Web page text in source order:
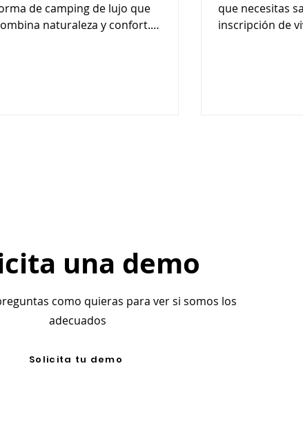
de camping de lujo que
naturaleza y confort.
que necesitas
inscripción de
una demo
como quieras para ver si somos los
adecuados
Solicita tu demo